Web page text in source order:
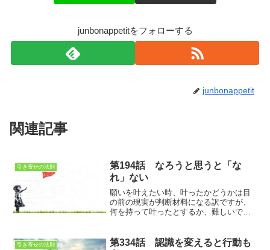
junbonappetitをフォローする
junbonappetit
関連記事
引き寄せの法則
第194話 なろうと思うと「な
れ」ない
願いを叶えたい時、叶ったかどうかは目
の前の現実が判断材料になる訳ですが、
何を持って叶ったとするか、難しいです
引き寄せの法則
第334話 認識を変えると行動も